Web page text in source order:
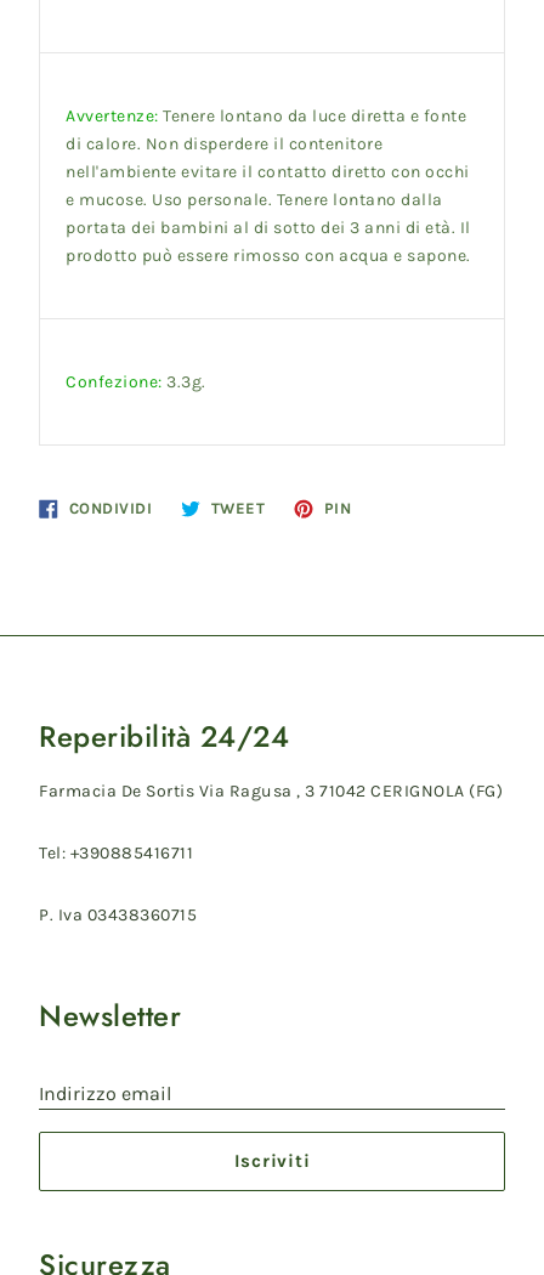
Avvertenze: Tenere lontano da luce diretta e fonte
di calore. Non disperdere il contenitore
nell'ambiente evitare il contatto diretto con occhi
e mucose. Uso personale. Tenere lontano dalla
portata dei bambini al di sotto dei 3 anni di età. Il
prodotto può essere rimosso con acqua e sapone.
Confezione: 3.3g.
CONDIVIDI CondividiTWEETTwitta
PIN
Reperibilità 24/24
Farmacia De Sortis Via Ragusa , 3 71042 CERIGNOLA (FG)
Tel: +390885416711
P. Iva 03438360715
Newsletter
Indirizzo email
Iscriviti
Sicurezza